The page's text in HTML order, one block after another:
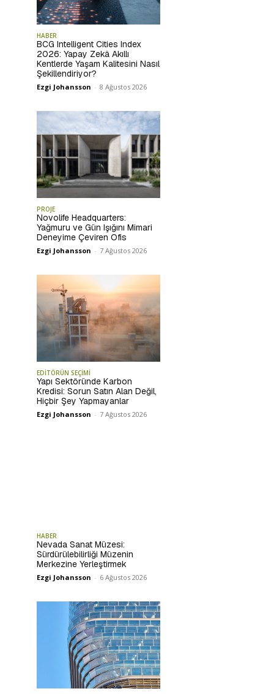
HABER
BCG Intelligent Cities Index
2026: Yapay Zekâ Akıllı
Kentlerde Yaşam Kalitesini Nasıl
Şekillendiriyor?
Ezgi Johansson - 8 Ağustos 2026
PROJE
Novolife Headquarters:
Yağmuru ve Gün Işığını Mimari
Deneyime Çeviren Ofis
Ezgi Johansson - 7 Ağustos 2026
EDİTÖRÜN SEÇİMİ
Yapı Sektöründe Karbon
Kredisi: Sorun Satın Alan Değil,
Hiçbir Şey Yapmayanlar
Ezgi Johansson - 7 Ağustos 2026
HABER
Nevada Sanat Müzesi:
Sürdürülebilirliği Müzenin
Merkezine Yerleştirmek
Ezgi Johansson - 6 Ağustos 2026